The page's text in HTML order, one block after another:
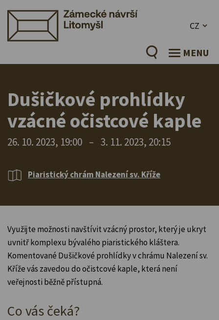
CZ
MENU
Dušičkové prohlídky
vzácné očistcové kaple
26. 10. 2023, 19:00 – 3. 11. 2023, 20:15
Piaristický chrám Nalezení sv. Kříže
Využijte možnosti navštívit vzácný prostor, který je ukryt
uvnitř komplexu bývalého piaristického kláštera.
Komentované Dušičkové prohlídky v chrámu Nalezení sv.
Kříže vás zavedou do očistcové kaple, která není
veřejnosti běžně přístupná.
Co vás čeká?